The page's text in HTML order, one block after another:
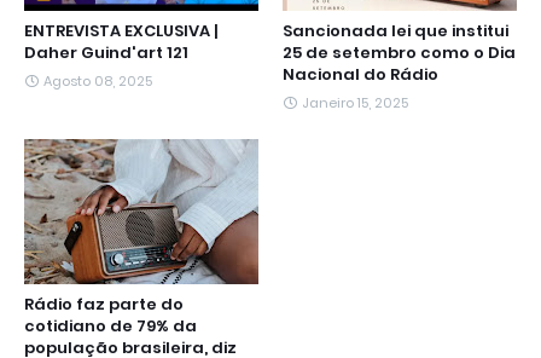
ENTREVISTA EXCLUSIVA |
Daher Guind'art 121
Agosto 08, 2025
Sancionada lei que institui
25 de setembro como o Dia
Nacional do Rádio
Janeiro 15, 2025
Rádio faz parte do
cotidiano de 79% da
população brasileira, diz